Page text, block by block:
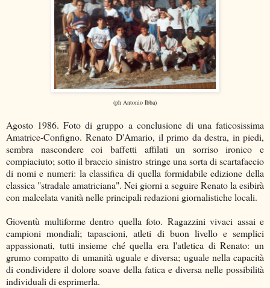
(ph Antonio Ibba)
Agosto 1986. Foto di gruppo a conclusione di una faticosissima
Amatrice-Configno. Renato D'Amario, il primo da destra, in piedi,
sembra nascondere coi baffetti affilati un sorriso ironico e
compiaciuto; sotto il braccio sinistro stringe una sorta di scartafaccio
di nomi e numeri: la classifica di quella formidabile edizione della
classica "stradale amatriciana". Nei giorni a seguire Renato la esibirà
con malcelata vanità nelle principali redazioni giornalistiche locali.
Gioventù multiforme dentro quella foto. Ragazzini vivaci assai e
campioni mondiali; tapascioni, atleti di buon livello e semplici
appassionati, tutti insieme ché quella era l'atletica di Renato: un
grumo compatto di umanità uguale e diversa; uguale nella capacità
di condividere il dolore soave della fatica e diversa nelle possibilità
individuali di esprimerla.